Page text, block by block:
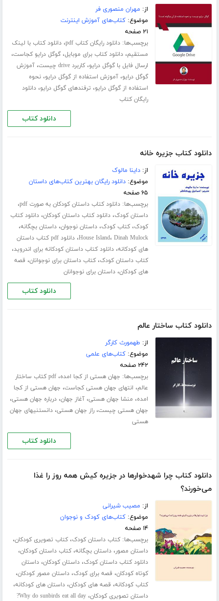
از: مهران منصوری فر
موضوع:کتاب‌های آموزش اینترنت
۲۱ صفحه
برچسب‌ها:دانلود رایگان کتاب pdf ،دانلود کتاب با لینک
مستقیم،دانلود کتاب برای موبایل،گوگل درایو کجاست،
ارسال فایل با گوگل درایو،کاربرد drive چیست ،آموزش
گوگل درایو،آموزش استفاده از گوگل درایو،نحوه
استفاده از گوگل درایو، ترفندهای گوگل درایو،دانلود
رایگان کتاب
دانلود کتاب
دانلود کتاب جزیره خانه
از:داینا مالوک
موضوع:دانلود رایگان بهترین کتاب‌های داستان
۶۵ صفحه
برچسب‌ها:دانلود کتاب داستان کودکان به صورت pdf ،
داستان کودک،دانلود کتاب داستان کودکان،دانلود کتاب
کودک،کتاب کودک،داستان نوجوان،داستان بچگانه،
House Island، Dinah Mulock ،
دانلود pdf کتاب داستان
های کودکانه،دانلود کتاب داستان کودکانه برای اندروید،
کتاب داستان کودک،کتاب داستان برای نوجوانان، قصه
های کودکان،داستان برای نوجوانان
دانلود کتاب
دانلود کتاب ساختار عالم
از: طهمورث کارگر
موضوع:کتاب‌های علمی
۲۴۲ صفحه
برچسب‌ها: جهان هستی از کجا امده،
pdf کتاب ساختار
عالم، انتهای جهان هستی کجاست، جهان هستی از کجا
امده، منشا جهان هستی،آغاز جهان،درباره جهان هستی،
جهان هستی چیست،راز جهان هستی،دانستنیهای جهان
هستی
دانلود کتاب
دانلود کتاب چرا شهدخوارها در جزیره کیش همه روز را غذا
می‌خورند؟
از: مصیب شیرانی
موضوع:کتاب‌های کودک و نوجوان
۱۴ صفحه
برچسب‌ها:کتاب داستان کودک،کتاب تصویری کودکان،
داستان مصور،داستان بچگانه،کتاب داستان کودکان،
دانلود کتاب داستان کودک،داستان کودکان،داستان
کوتاه کودکان، قصه برای کودک،داستان مصور کودکان،
کتاب کودکانه، قصه های کودکان،داستان های کودکانه،
داستان تصویری کودکان،Why do sunbirds eat all day?